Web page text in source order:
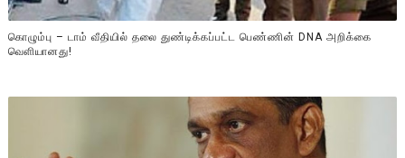
கொழும்பு – டாம் வீதியில் தலை துண்டிக்கப்பட்ட பெண்ணின் DNA அறிக்கை
வௌியானது!